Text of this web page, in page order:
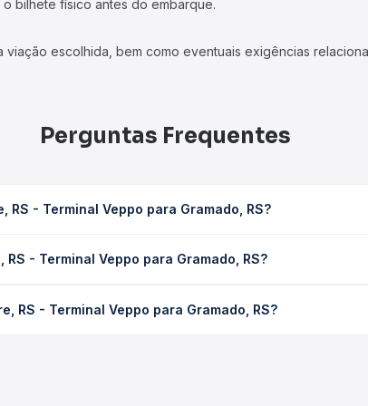
bilhete físico antes do embarque.
escolhida, bem como eventuais exigências
Perguntas Frequentes
- Terminal Veppo para Gramado, RS?
você consulta os horários disponíveis e vê a
- Terminal Veppo para Gramado, RS?
você compara os preços de todas as viações em
RS - Terminal Veppo para Gramado, RS?